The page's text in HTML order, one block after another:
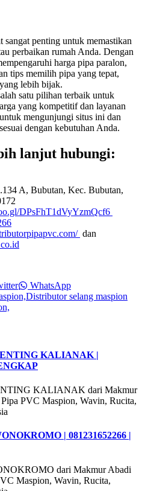
penting untuk memastikan
perbaikan rumah Anda. Dengan
harga pipa paralon,
tips memilih pipa yang tepat,
lebih bijak.
satu pilihan terbaik untuk
yang kompetitif dan layanan
mengunjungi situs ini dan
dengan kebutuhan Anda.
lanjut hubungi:
A, Bubutan, Kec. Bubutan,
DPsFhT1dVyYzmQcf6
dan
WhatsApp
selang maspion
KALIANAK |
KALIANAK dari Makmur
PVC Maspion, Wavin, Rucita,
| 081231652266 |
dari Makmur Abadi
Maspion, Wavin, Rucita,